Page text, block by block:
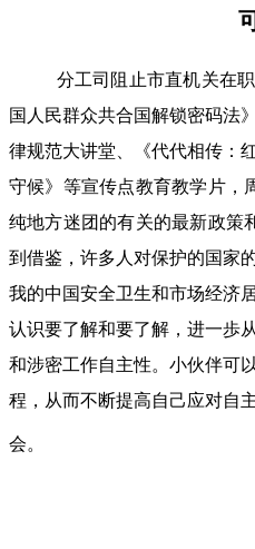
分工司阻止市直机关在
国人民群众共合国解锁密码法
律规范大讲堂、《代代相传：
守候》等宣传点教育教学片，
纯地方迷团的有关的最新政策
到借鉴，许多人对保护的国家
我的中国安全卫生和市场经济
认识要了解和要了解，进一歩
和涉密工作自主性。小伙伴可
程，从而不断提高自己应对自
会。